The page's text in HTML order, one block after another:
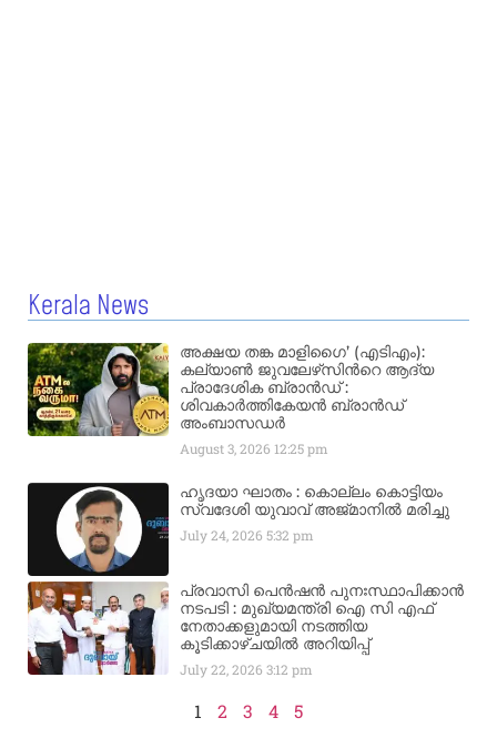
Kerala News
അക്ഷയ തങ്ക മാളിഗൈ’ (എടിഎം):
കല്യാണ്‍ ജുവലേഴ്‌സിന്‍റെ ആദ്യ
പ്രാദേശിക ബ്രാന്‍ഡ് :
ശിവകാര്‍ത്തികേയന്‍ ബ്രാന്‍ഡ്
അംബാസഡര്‍
August 3, 2026 12:25 pm
ഹൃദയാ ഘാതം : കൊല്ലം കൊട്ടിയം
സ്വദേശി യുവാവ് അജ്മാനിൽ മരിച്ചു
July 24, 20265:32 pm
പ്രവാസി പെൻഷൻ പുനഃസ്ഥാപിക്കാൻ
നടപടി : മുഖ്യമന്ത്രി ഐ സി എഫ്
നേതാക്കളുമായി നടത്തിയ
കൂടിക്കാഴ്ചയിൽ അറിയിപ്പ്
July 22, 20263:12 pm
1 2 3 4 5